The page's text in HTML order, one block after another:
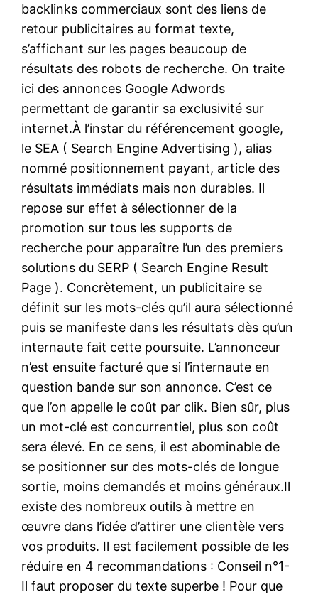
backlinks commerciaux sont des liens de
retour publicitaires au format texte,
s’affichant sur les pages beaucoup de
résultats des robots de recherche. On traite
ici des annonces Google Adwords
permettant de garantir sa exclusivité sur
internet.À l’instar du référencement google,
le SEA ( Search Engine Advertising ), alias
nommé positionnement payant, article des
résultats immédiats mais non durables. Il
repose sur effet à sélectionner de la
promotion sur tous les supports de
recherche pour apparaître l’un des premiers
solutions du SERP ( Search Engine Result
Page ). Concrètement, un publicitaire se
définit sur les mots-clés qu’il aura sélectionné
puis se manifeste dans les résultats dès qu’un
internaute fait cette poursuite. L’annonceur
n’est ensuite facturé que si l’internaute en
question bande sur son annonce. C’est ce
que l’on appelle le coût par clik. Bien sûr, plus
un mot-clé est concurrentiel, plus son coût
sera élevé. En ce sens, il est abominable de
se positionner sur des mots-clés de longue
sortie, moins demandés et moins généraux.Il
existe des nombreux outils à mettre en
œuvre dans l’idée d’attirer une clientèle vers
vos produits. Il est facilement possible de les
réduire en 4 recommandations : Conseil n°1-
Il faut proposer du texte superbe ! Pour que